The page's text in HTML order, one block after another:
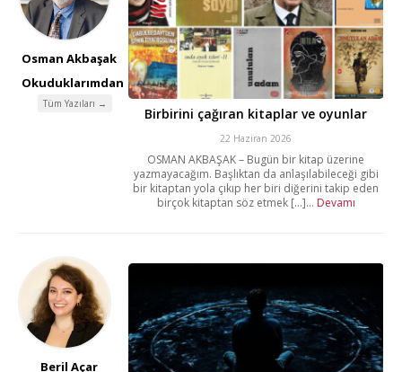
Osman Akbaşak
Okuduklarımdan
Tüm Yazıları →
Birbirini çağıran kitaplar ve oyunlar
22 Haziran 2026
OSMAN AKBAŞAK – Bugün bir kitap üzerine
yazmayacağım. Başlıktan da anlaşılabileceği gibi
bir kitaptan yola çıkıp her biri diğerini takip eden
birçok kitaptan söz etmek [...]... Devamı
Beril Açar